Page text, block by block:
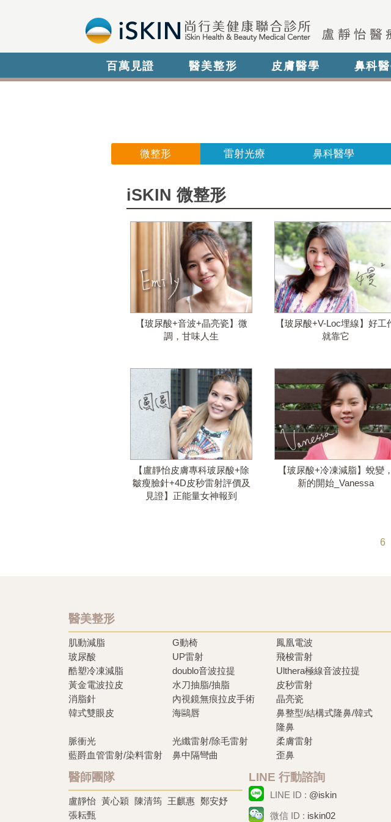
百萬見證 醫美整形 皮膚醫學 鼻科
微整形 雷射光療 鼻科醫學
iSKIN 微整形
【玻尿酸+音波+晶亮瓷】微
調，甘味人生
【玻尿酸+V-Loc埋線】好工
就靠它
【盧靜怡皮膚專科玻尿酸+除
皺瘦臉針+4D皮秒雷射評價及
見證】正能量女神報到
【玻尿酸+冷凍減脂】蛻變，
新的開始_Vanessa
6
醫美整形
肌動減脂 G動椅
鳳凰電波
玻尿酸
UP雷射
飛梭雷射
酷塑冷凍減脂
doublo音波拉提
Ulthera極線音波拉提
黃金電波拉皮
水刀抽脂/抽脂
皮秒雷射
消脂針
內視鏡無痕拉皮手術
晶亮瓷
韓式雙眼皮
海鷗唇
鼻整型/結構式隆鼻/韓式
隆鼻
脈衝光
光纖雷射/除毛雷射
柔膚雷射
藍爵血管雷射/染料雷射
鼻中隔彎曲 歪鼻
醫師團隊
盧靜怡 黃心穎 陳清筠 王麒惠 鄭安妤
張耘甄
LINE 行動諮詢
LINE ID : @iskin
微信 ID : iskin02